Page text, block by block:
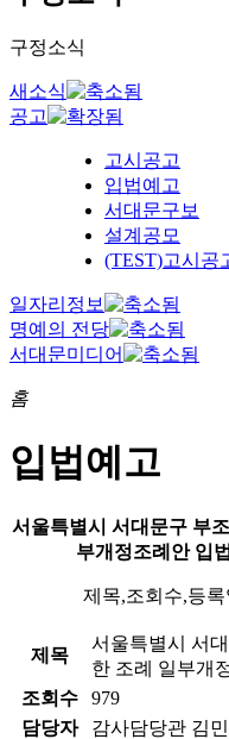
구정소식
새소식
공고
고시공고
입법예고
서대문구보
설계공모
(TEST)고시공
일자리정보
명예의 전당
서대문미디어
홈
입법예고
서울특별시 서대문구 부
부개정조례안 입
제목,조회수,등
제목
서울특별시 서
한 조례 일부개
조회수
979
담당자
감사담당관 김민